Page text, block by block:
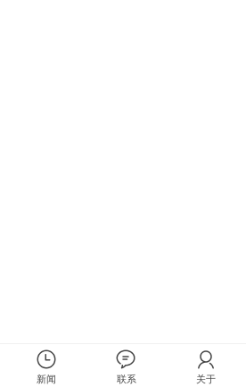
新闻 联系 关于